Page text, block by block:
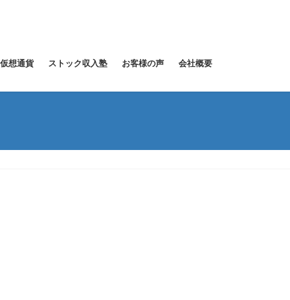
想通貨 ストック収入塾 お客様の声 会社概要